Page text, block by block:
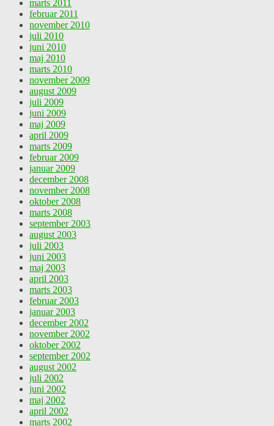
marts 2011
februar 2011
november 2010
juli 2010
juni 2010
maj 2010
marts 2010
november 2009
august 2009
juli 2009
juni 2009
maj 2009
april 2009
marts 2009
februar 2009
januar 2009
december 2008
november 2008
oktober 2008
marts 2008
september 2003
august 2003
juli 2003
juni 2003
maj 2003
april 2003
marts 2003
februar 2003
januar 2003
december 2002
november 2002
oktober 2002
september 2002
august 2002
juli 2002
juni 2002
maj 2002
april 2002
marts 2002